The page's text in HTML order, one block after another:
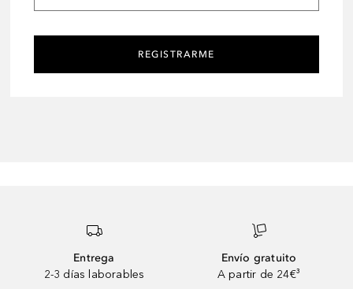
REGISTRARME
Entrega
2-3 días laborables
Envío gratuito
A partir de 24€³